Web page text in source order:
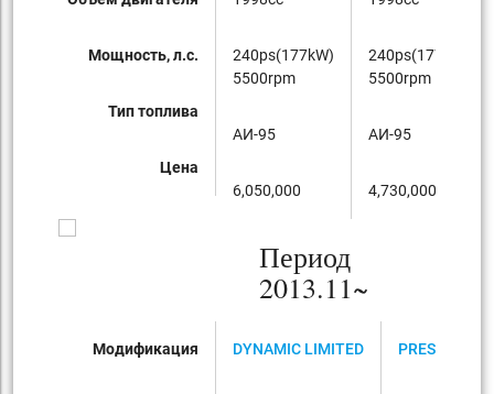
Мощность, л.с.
Тип топлива
Цена
240ps(177kW)
5500rpm
AИ-95
6,050,000
240ps(177kW)
5500rpm
AИ-95
4,730,000
Период
2013.11~
Модификация DYNAMIC LIMITED PRESTIGE